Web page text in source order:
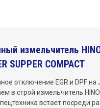
измельчитель
SUPPER COMPACT
отключение EGR и DPF на
в строй измельчитель
встает посреди